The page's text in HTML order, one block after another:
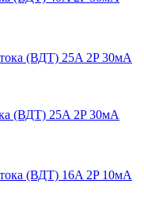
(ВДТ) 25A 2P 30мА